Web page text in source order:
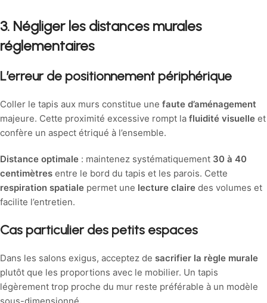
3. Négliger les distances murales
réglementaires
L’erreur de positionnement périphérique
Coller le tapis aux murs constitue une faute d’aménagement
majeure. Cette proximité excessive rompt la fluidité visuelle et
confère un aspect étriqué à l’ensemble.
Distance optimale : maintenez systématiquement 30 à 40
centimètres entre le bord du tapis et les parois. Cette
respiration spatiale permet une lecture claire des volumes et
facilite l’entretien.
Cas particulier des petits espaces
Dans les salons exigus, acceptez de sacrifier la règle murale
plutôt que les proportions avec le mobilier. Un tapis
légèrement trop proche du mur reste préférable à un modèle